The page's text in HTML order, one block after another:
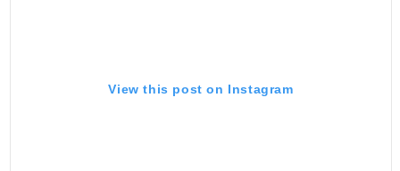
View this post on Instagram